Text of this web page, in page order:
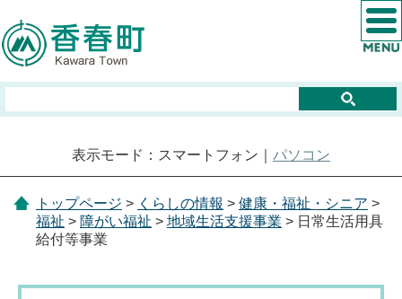
表示モード：スマートフォン｜ パソコン
トップページ > くらしの情報 > 健康・福祉・シニア >
福祉 > 障がい福祉 > 地域生活支援事業 > 日常生活用具
給付等事業